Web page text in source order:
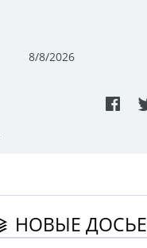
8/8/2026
НОВЫЕ ДОСЬЕ